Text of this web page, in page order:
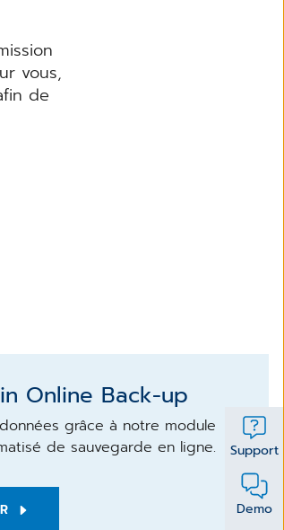
Support
Demo
vous,
de
Online Back-up
grâce à notre module
de sauvegarde en ligne.